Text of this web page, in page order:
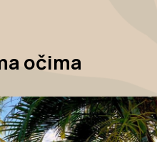
očima